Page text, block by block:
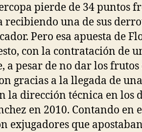
pierde de 34 puntos
recibiendo una de sus
Pero esa apuesta de
con la contratación de
a pesar de no dar los frutos
gracias a la llegada de
la dirección técnica en los
en 2010. Contando en
exjugadores que